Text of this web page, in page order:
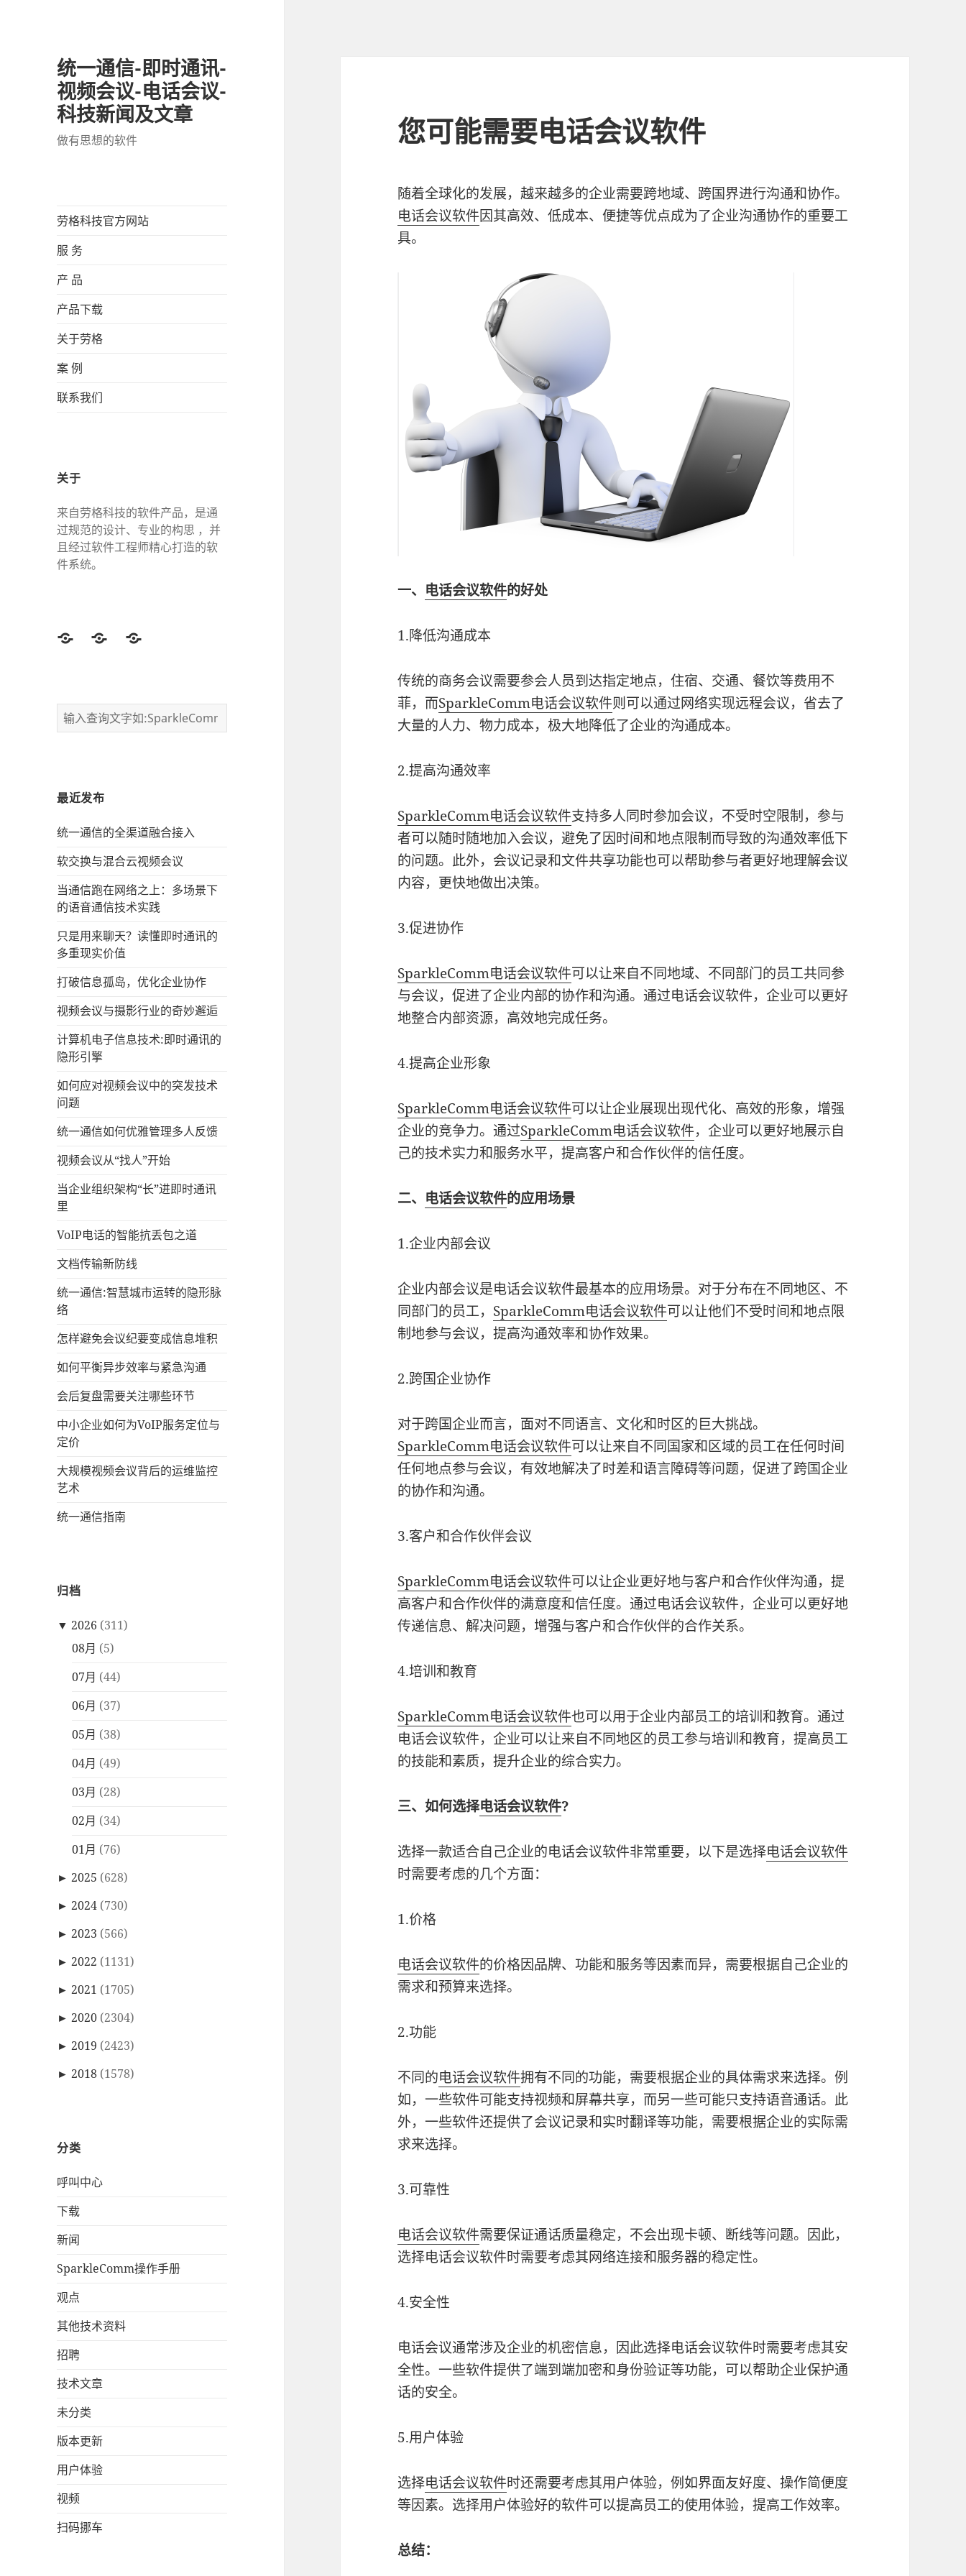
统一通信-即时通讯-
视频会议-电话会议-
科技新闻及文章
做有思想的软件
劳格科技官方网站
服 务
产 品
产品下载
关于劳格
案 例
联系我们
关于
来自劳格科技的软件产品，是通
过规范的设计、专业的构思 ，并
且经过软件工程师精心打造的软
件系统。
TwitterFacebookGoogle
最近发布
统一通信的‌全渠道融合接入
软交换与混合云视频会议
当通信跑在网络之上：多场景下
的语音通信技术实践
只是用来聊天？读懂即时通讯的
多重现实价值
打破信息孤岛，优化企业协作
视频会议与摄影行业的奇妙邂逅
计算机电子信息技术:即时通讯的
隐形引擎
如何应对视频会议中的突发技术
问题
统一通信如何优雅管理多人反馈
视频会议从“找人”开始
当企业组织架构“长”进即时通讯
里
VoIP电话的智能抗丢包之道
文档传输新防线
统一通信:智慧城市运转的隐形脉
络
怎样避免会议纪要变成信息堆积
如何平衡异步效率与紧急沟通
会后复盘需要关注哪些环节
中小企业如何为VoIP服务定位与
定价
大规模视频会议背后的运维监控
艺术
统一通信指南
归档
▼ 2026 (311)
08月 (5)
07月 (44)
06月 (37)
05月 (38)
04月 (49)
03月 (28)
02月 (34)
01月 (76)
► 2025 (628)
► 2024 (730)
► 2023 (566)
► 2022 (1131)
► 2021 (1705)
► 2020 (2304)
► 2019 (2423)
► 2018 (1578)
分类
呼叫中心
下载
新闻
SparkleComm操作手册
观点
其他技术资料
招聘
技术文章
未分类
版本更新
用户体验
视频
扫码挪车
您可能需要电话会议软件
随着全球化的发展，越来越多的企业需要跨地域、跨国界进行沟通和协作。
电话会议软件因其高效、低成本、便捷等优点成为了企业沟通协作的重要工
具。
一、 电话会议软件的好处
1.降低沟通成本
传统的商务会议需要参会人员到达指定地点，住宿、交通、餐饮等费用不
菲，而SparkleComm电话会议软件则可以通过网络实现远程会议，省去了
大量的人力、物力成本，极大地降低了企业的沟通成本。
2.提高沟通效率
SparkleComm电话会议软件支持多人同时参加会议，不受时空限制，参与
者可以随时随地加入会议，避免了因时间和地点限制而导致的沟通效率低下
的问题。此外，会议记录和文件共享功能也可以帮助参与者更好地理解会议
内容，更快地做出决策。
3.促进协作
SparkleComm电话会议软件可以让来自不同地域、不同部门的员工共同参
与会议，促进了企业内部的协作和沟通。通过电话会议软件，企业可以更好
地整合内部资源，高效地完成任务。
4.提高企业形象
SparkleComm电话会议软件可以让企业展现出现代化、高效的形象，增强
企业的竞争力。通过SparkleComm电话会议软件，企业可以更好地展示自
己的技术实力和服务水平，提高客户和合作伙伴的信任度。
二、 电话会议软件的应用场景
1.企业内部会议
企业内部会议是电话会议软件最基本的应用场景。对于分布在不同地区、不
同部门的员工， SparkleComm电话会议软件可以让他们不受时间和地点限
制地参与会议，提高沟通效率和协作效果。
2.跨国企业协作
对于跨国企业而言，面对不同语言、文化和时区的巨大挑战。
SparkleComm电话会议软件可以让来自不同国家和区域的员工在任何时间
任何地点参与会议，有效地解决了时差和语言障碍等问题，促进了跨国企业
的协作和沟通。
3.客户和合作伙伴会议
SparkleComm电话会议软件可以让企业更好地与客户和合作伙伴沟通，提
高客户和合作伙伴的满意度和信任度。通过电话会议软件，企业可以更好地
传递信息、解决问题，增强与客户和合作伙伴的合作关系。
4.培训和教育
SparkleComm电话会议软件也可以用于企业内部员工的培训和教育。通过
电话会议软件，企业可以让来自不同地区的员工参与培训和教育，提高员工
的技能和素质，提升企业的综合实力。
三、如何选择电话会议软件?
选择一款适合自己企业的电话会议软件非常重要，以下是选择电话会议软件
时需要考虑的几个方面：
1.价格
电话会议软件的价格因品牌、功能和服务等因素而异，需要根据自己企业的
需求和预算来选择。
2.功能
不同的电话会议软件拥有不同的功能，需要根据企业的具体需求来选择。例
如，一些软件可能支持视频和屏幕共享，而另一些可能只支持语音通话。此
外，一些软件还提供了会议记录和实时翻译等功能，需要根据企业的实际需
求来选择。
3.可靠性
电话会议软件需要保证通话质量稳定，不会出现卡顿、断线等问题。因此，
选择电话会议软件时需要考虑其网络连接和服务器的稳定性。
4.安全性
电话会议通常涉及企业的机密信息，因此选择电话会议软件时需要考虑其安
全性。一些软件提供了端到端加密和身份验证等功能，可以帮助企业保护通
话的安全。
5.用户体验
选择电话会议软件时还需要考虑其用户体验，例如界面友好度、操作简便度
等因素。选择用户体验好的软件可以提高员工的使用体验，提高工作效率。
总结：